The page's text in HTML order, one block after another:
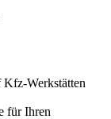
Werkstätten
für Ihren